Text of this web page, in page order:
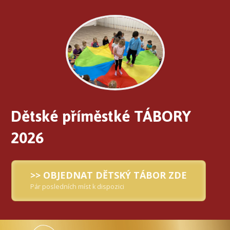
Dětské příměstké TÁBORY
2026
>> OBJEDNAT DĚTSKÝ TÁBOR ZDE
Pár posledních míst k dispozici